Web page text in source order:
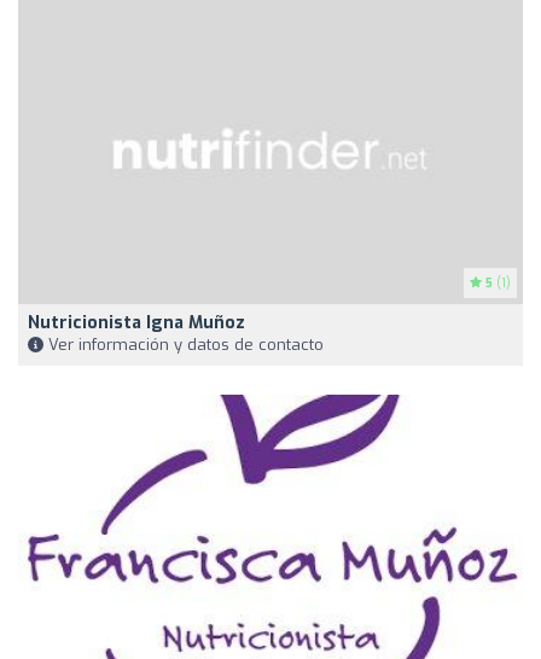
5 (1)
Nutricionista Igna Muñoz
Ver información y datos de contacto